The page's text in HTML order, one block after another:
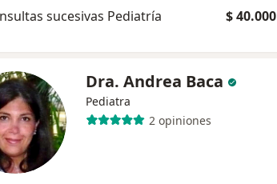
sucesivas Pediatría $ 40.000
Dra. Andrea Baca
Pediatra
2 opiniones